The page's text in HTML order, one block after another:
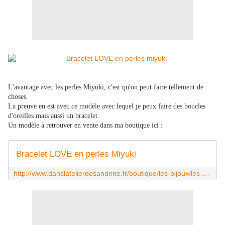
L'avantage avec les perles Miyuki, c'est qu'on peut faire tellement de
choses.
La preuve en est avec ce modèle avec lequel je peux faire des boucles
d'oreilles mais aussi un bracelet.
Un modèle à retrouver en vente dans ma boutique ici :
Bracelet LOVE en perles Miyuki